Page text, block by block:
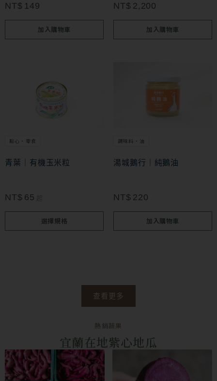
NT$ 149
加入購物車
NT$ 2,200
加入購物車
點心・零食
青葉｜有機玉米粒
NT$ 65
選擇規格
種
款
可
調味料・油
湯城鵝行｜純鵝油
NT$ 220
加入購物車
查看更多
熱銷蔬果
宜蘭在地紫心地瓜